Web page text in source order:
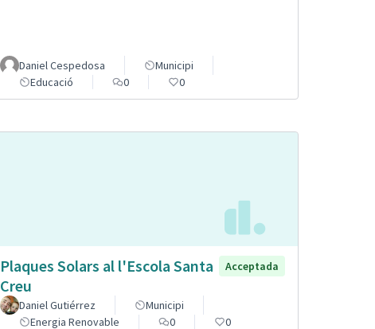
Daniel Cespedosa
Municipi
Educació
0 0
Plaques Solars al l'Escola Santa
Creu
Acceptada
Daniel Gutiérrez
Municipi
Energia Renovable
0 0